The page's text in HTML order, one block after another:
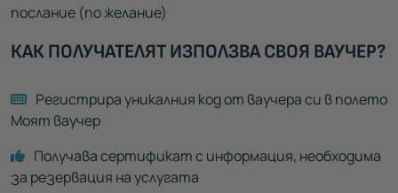
послание (по желание)
КАК ПОЛУЧАТЕЛЯТ ИЗПОЛЗВА СВОЯ ВАУЧЕР?
Регистрира уникалния код от ваучера си в полето
Моят ваучер
Получава сертификат с информация, необходима
за резервация на услугата